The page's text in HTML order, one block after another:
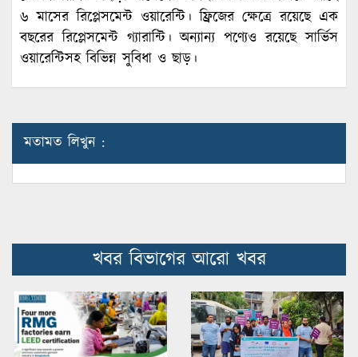
৬ মাসের রিপ্লেসমেন্ট ওয়ারেন্টি। ফ্রিজের ক্ষেত্রে রয়েছে এক
বছরের রিপ্লেসমেন্ট গ্যারান্টি। অন্যান্য পণ্যেও রয়েছে সার্ভিস
ওয়ারেন্টিসহ বিভিন্ন সুবিধা ও ছাড়।
মতামত লিখুন :
খবর বিভাগের আরো খবর